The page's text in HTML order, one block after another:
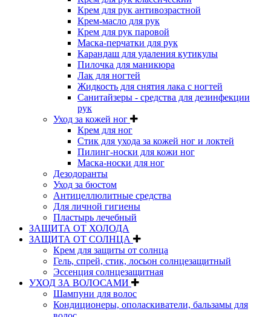
Крем для рук антивозрастной
Крем-масло для рук
Крем для рук паровой
Маска-перчатки для рук
Карандаш для удаления кутикулы
Пилочка для маникюра
Лак для ногтей
Жидкость для снятия лака с ногтей
Санитайзеры - средства для дезинфекции
рук
Уход за кожей ног
Крем для ног
Стик для ухода за кожей ног и локтей
Пилинг-носки для кожи ног
Маска-носки для ног
Дезодоранты
Уход за бюстом
Антицеллюлитные средства
Для личной гигиены
Пластырь лечебный
ЗАЩИТА ОТ ХОЛОДА
ЗАЩИТА ОТ СОЛНЦА
Крем для защиты от солнца
Гель, спрей, стик, лосьон солнцезащитный
Эссенция солнцезащитная
УХОД ЗА ВОЛОСАМИ
Шампуни для волос
Кондиционеры, ополаскиватели, бальзамы для